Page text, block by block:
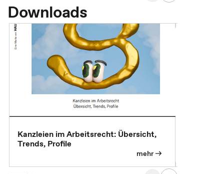
Downloads
Kanzleien im Arbeitsrecht: Übersicht,
Trends, Profile
mehr